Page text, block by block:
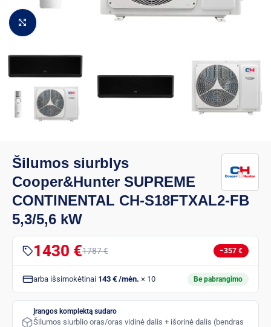
Padidinti vaizdą
Šilumos siurblys
Cooper&Hunter SUPREME
CONTINENTAL CH-S18FTXAL2-FB
5,3/5,6 kW
1430 €1787 € −357 €
arba išsimokėtinai 143 € /mėn. × 10 Be pabrangimo
Įrangos komplektą sudaro
Šilumos siurblio oras/oras vidinė dalis + išorinė dalis (bendras